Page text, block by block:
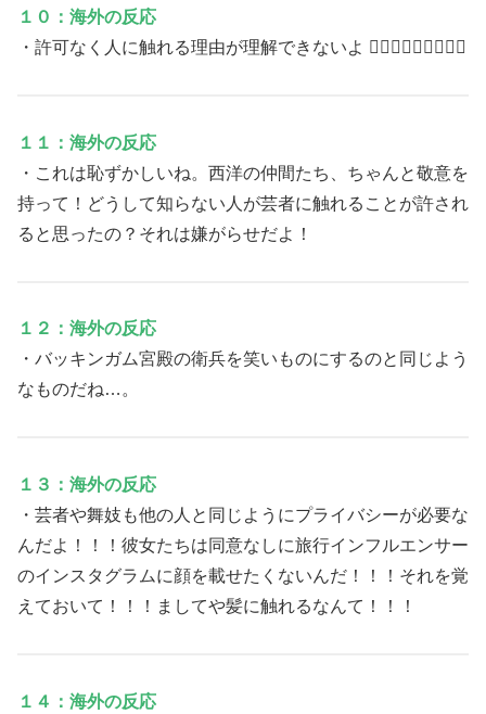
１０：海外の反応
・許可なく人に触れる理由が理解できないよ 🤦🏽‍♂️🤦🏽‍♂️🤦🏽‍♂️
１１：海外の反応
・これは恥ずかしいね。西洋の仲間たち、ちゃんと敬意を
持って！どうして知らない人が芸者に触れることが許され
ると思ったの？それは嫌がらせだよ！
１２：海外の反応
・バッキンガム宮殿の衛兵を笑いものにするのと同じよう
なものだね…。
１３：海外の反応
・芸者や舞妓も他の人と同じようにプライバシーが必要な
んだよ！！！彼女たちは同意なしに旅行インフルエンサー
のインスタグラムに顔を載せたくないんだ！！！それを覚
えておいて！！！ましてや髪に触れるなんて！！！
１４：海外の反応